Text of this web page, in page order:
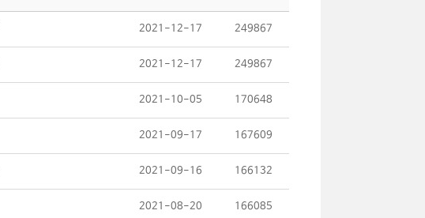
2021-12-17 249867
2021-12-17 249867
2021-10-05 170648
2021-09-17 167609
2021-09-16 166132
2021-08-20 166085